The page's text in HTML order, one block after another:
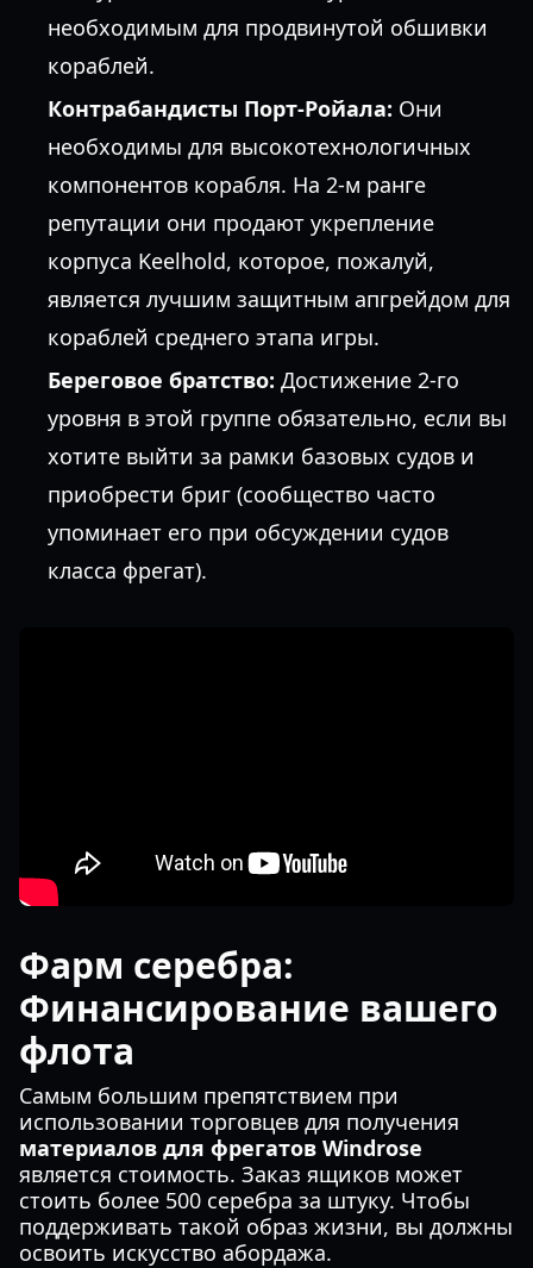
необходимым для продвинутой обшивки
кораблей.
Контрабандисты Порт-Ройала: Они
необходимы для высокотехнологичных
компонентов корабля. На 2-м ранге
репутации они продают укрепление
корпуса Keelhold, которое, пожалуй,
является лучшим защитным апгрейдом для
кораблей среднего этапа игры.
Береговое братство: Достижение 2-го
уровня в этой группе обязательно, если вы
хотите выйти за рамки базовых судов и
приобрести бриг (сообщество часто
упоминает его при обсуждении судов
класса фрегат).
Фарм серебра:
Финансирование вашего
флота
Самым большим препятствием при
использовании торговцев для получения
материалов для фрегатов Windrose
является стоимость. Заказ ящиков может
стоить более 500 серебра за штуку. Чтобы
поддерживать такой образ жизни, вы должны
освоить искусство абордажа.